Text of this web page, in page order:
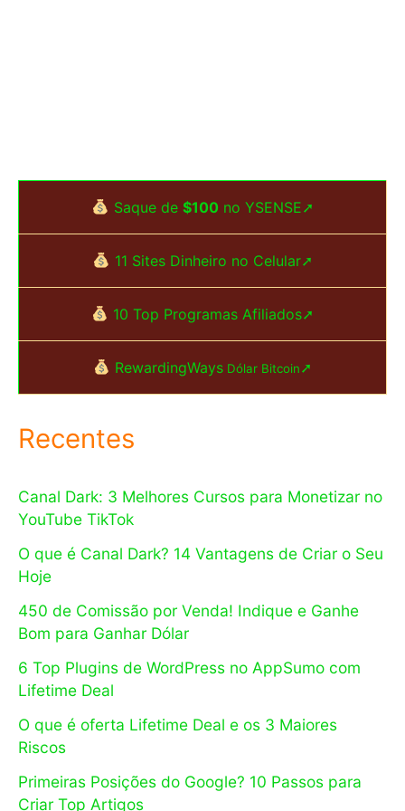
Saque de $100no YSENSE➚
11 Sites Dinheiro no Celular➚
10 Top Programas Afiliados➚
RewardingWays Dólar Bitcoin➚
Recentes
Canal Dark: 3 Melhores Cursos para Monetizar no
YouTube TikTok
O que é Canal Dark? 14 Vantagens de Criar o Seu
Hoje
450 de Comissão por Venda! Indique e Ganhe
Bom para Ganhar Dólar
6 Top Plugins de WordPress no AppSumo com
Lifetime Deal
O que é oferta Lifetime Deal e os 3 Maiores
Riscos
Primeiras Posições do Google? 10 Passos para
Criar Top Artigos